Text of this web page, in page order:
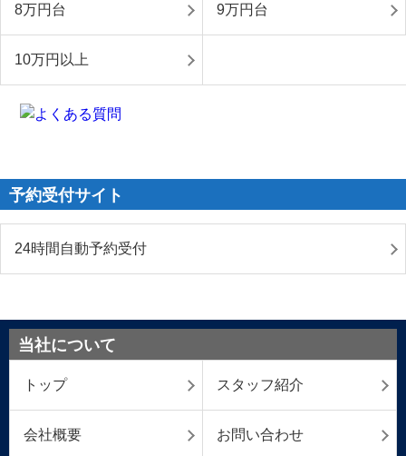
8万円台 9万円台
10万円以上
予約受付サイト
24時間自動予約受付
当社について
トップ スタッフ紹介
会社概要 お問い合わせ